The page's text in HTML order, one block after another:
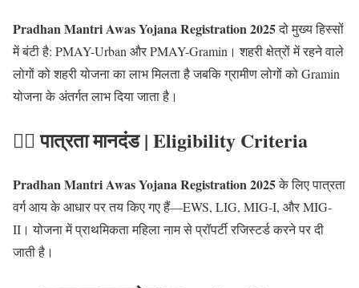
Pradhan Mantri Awas Yojana Registration 2025दो मुख्य हिस्सों
में बंटी है: PMAY-Urban और PMAY-Gramin। शहरी क्षेत्रों में रहने वाले
लोगों को शहरी योजना का लाभ मिलता है जबकि ग्रामीण लोगों को Gramin
योजना के अंतर्गत लाभ दिया जाता है।
🧑‍⚖️ पात्रता मानदंड | Eligibility Criteria
Pradhan Mantri Awas Yojana Registration 2025के लिए पात्रता
वर्ग आय के आधार पर तय किए गए हैं—EWS, LIG, MIG-I, और MIG-
II। योजना में प्राथमिकता महिला नाम से प्रॉपर्टी रजिस्टर्ड करने पर दी
जाती है।